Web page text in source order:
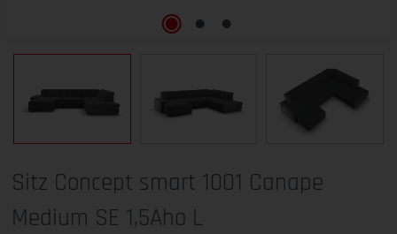
Sitz Concept smart 1001 Canape
Medium SE 1,5Aho L